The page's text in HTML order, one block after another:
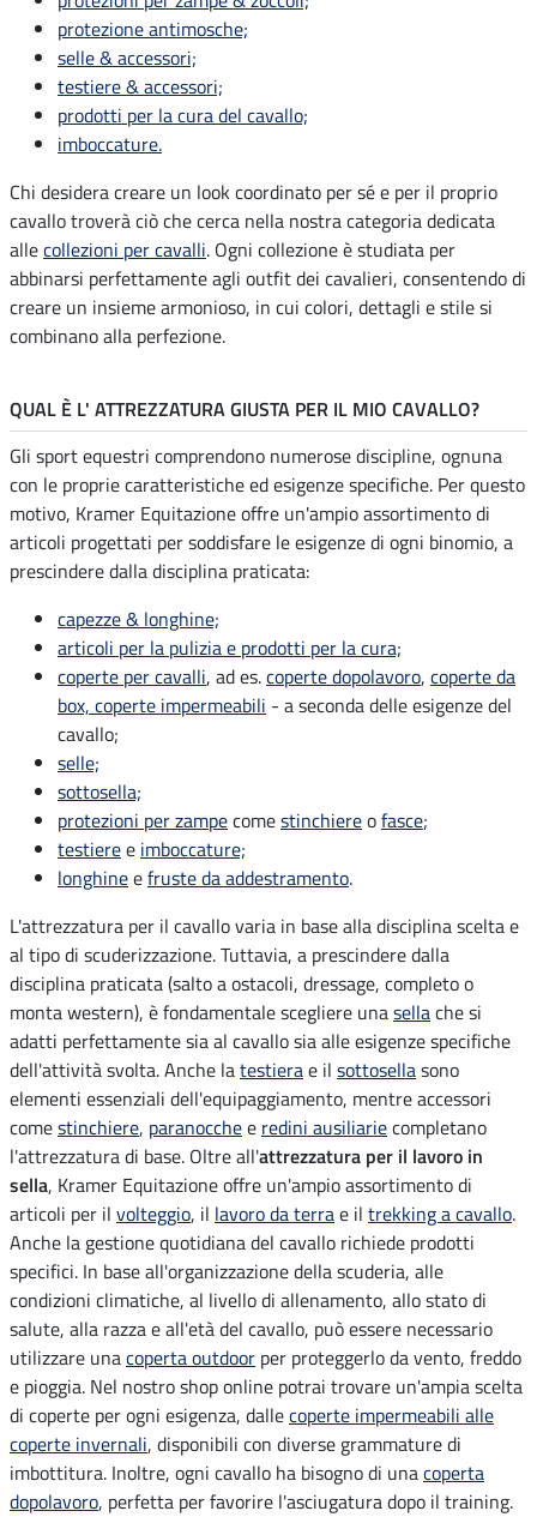
protezione antimosche;
selle & accessori;
testiere & accessori;
prodotti per la cura del cavallo;
imboccature.
Chi desidera creare un look coordinato per sé e per il proprio
cavallo troverà ciò che cerca nella nostra categoria dedicata
allecollezioni per cavalli. Ogni collezione è studiata per
abbinarsi perfettamente agli outfit dei cavalieri, consentendo di
creare un insieme armonioso, in cui colori, dettagli e stile si
combinano alla perfezione.
QUAL È L' ATTREZZATURA GIUSTA PER IL MIO CAVALLO?
Gli sport equestri comprendono numerose discipline, ognuna
con le proprie caratteristiche ed esigenze specifiche. Per questo
motivo, Kramer Equitazione offre un'ampio assortimento di
articoli progettati per soddisfare le esigenze di ogni binomio, a
prescindere dalla disciplina praticata:
capezze & longhine;
articoli per la pulizia e prodotti per la cura;
coperte per cavalli, ad es.coperte dopolavoro, coperte da
box, coperte impermeabili - a seconda delle esigenze del
cavallo;
selle;
sottosella;
protezioni per zampecomestinchiereofasce;
testieree imboccature;
longhineefruste da addestramento.
L'attrezzatura per il cavallo varia in base alla disciplina scelta e
al tipo di scuderizzazione. Tuttavia, a prescindere dalla
disciplina praticata (salto a ostacoli, dressage, completo o
monta western), è fondamentale scegliere unasellache si
adatti perfettamente sia al cavallo sia alle esigenze specifiche
dell'attività svolta. Anche latestierae il sottosellasono
elementi essenziali dell'equipaggiamento, mentre accessori
comestinchiere, paranocchee redini ausiliariecompletano
l'attrezzatura di base. Oltre all'attrezzatura per il lavoro in
sella, Kramer Equitazione offre un'ampio assortimento di
articoli per il volteggio, il lavoro da terrae il trekking a cavallo.
Anche la gestione quotidiana del cavallo richiede prodotti
specifici. In base all'organizzazione della scuderia, alle
condizioni climatiche, al livello di allenamento, allo stato di
salute, alla razza e all'età del cavallo, può essere necessario
utilizzare unacoperta outdoor per proteggerlo da vento, freddo
e pioggia. Nel nostro shop online potrai trovare un'ampia scelta
di coperte per ogni esigenza, dallecoperte impermeabili alle
coperte invernali, disponibili con diverse grammature di
imbottitura. Inoltre, ogni cavallo ha bisogno di unacoperta
dopolavoro, perfetta per favorire l'asciugatura dopo il training.